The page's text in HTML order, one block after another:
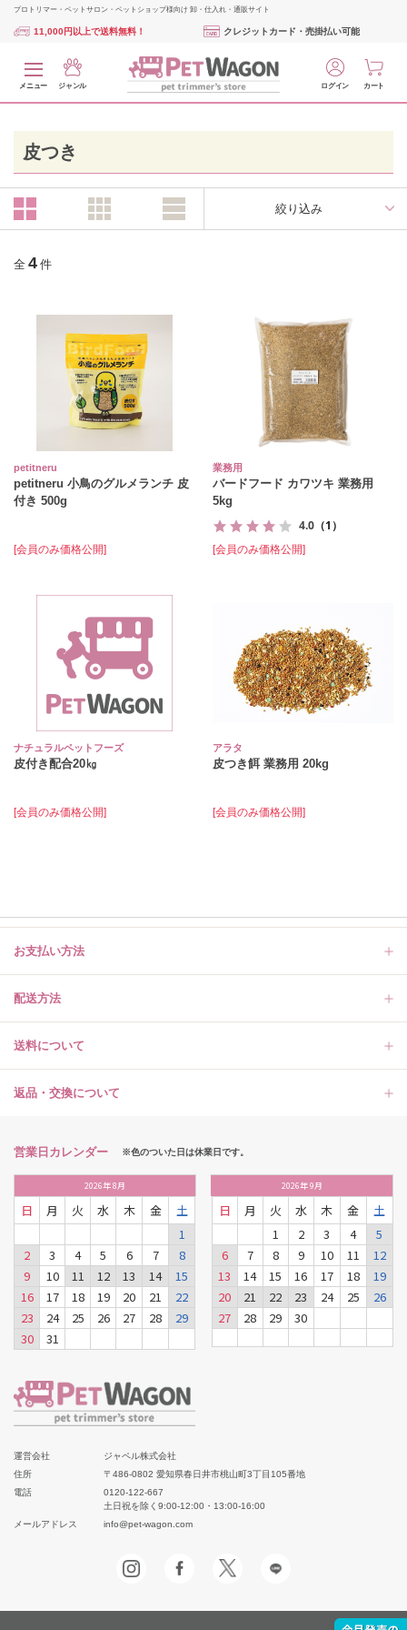
プロトリマー・ペットサロン・ペットショップ様向け 卸・仕入れ・通販サイト
11,000円以上で送料無料！ クレジットカード・売掛払い可能
メニュー ジャンル ログイン カート
皮つき
絞り込み
全 4 件
petitneru
petitneru 小鳥のグルメランチ 皮
付き 500g
[会員のみ価格公開]
業務用
バードフード カワツキ 業務用
5kg
4.0 （1）
[会員のみ価格公開]
ナチュラルペットフーズ
皮付き配合20㎏
[会員のみ価格公開]
アラタ
皮つき餌 業務用 20kg
[会員のみ価格公開]
お支払い方法
配送方法
送料について
返品・交換について
営業日カレンダー ※色のついた日は休業日です。
2026年8月
日 月 火 水 木 金
土
1
2
3 4 5 6 7
8
9
10 11 12 13 14
15
16
17 18 19 20 21
22
23
24 25 26 27 28
29
30
31
2026年9月
日 月 火 水 木 金
土
1
2 3 4
5
6
7 8 9 10 11
12
13
14 15 16 17 18
19
20
21 22 23 24 25
26
27
28 29 30
運営会社
ジャペル株式会社
住所
〒486-0802 愛知県春日井市桃山町3丁目105番地
電話
0120-122-667
土日祝を除く9:00-12:00・13:00-16:00
メールアドレス
info@pet-wagon.com